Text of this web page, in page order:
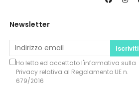
Newsletter
Iscriviti
Ho letto ed accettato l'informativa sulla
Privacyrelativa al Regolamento UE n.
679/2016